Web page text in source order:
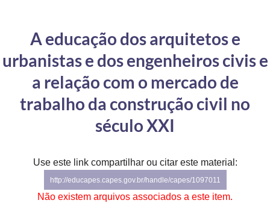
Controladoria-Geral da União
Ministério da Mulher, da Família e dos Direitos Humanos
Secretaria-Geral
Secretaria de Governo
Advocacia-Geral da União
Banco Central do Brasil
A educação dos arquitetos e
urbanistas e dos engenheiros civis e
a relação com o mercado de
trabalho da construção civil no
século XXI
Use este link compartilhar ou citar este material:
http://educapes.capes.gov.br/handle/capes/1097011
Não existem arquivos associados a este item.